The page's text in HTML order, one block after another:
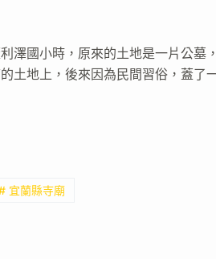
澤國小時，原來的土地是一片公墓
土地上，後來因為民間習俗，蓋了
宜蘭縣寺廟